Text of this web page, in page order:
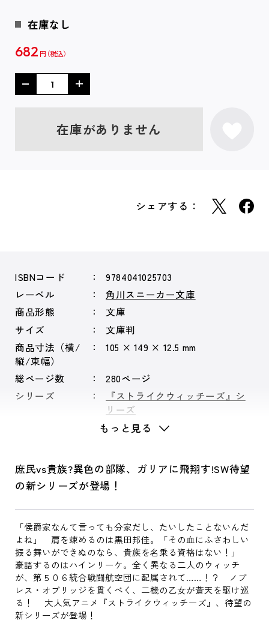
在庫なし
682 円
在庫がありません
シェアする：
ISBNコード
9784041025703
レーベル
角川スニーカー文庫
商品形態
文庫
サイズ
文庫判
商品寸法（横/
縦/束幅）
105 × 149 × 12.5 mm
総ページ数
280ページ
シリーズ
『ストライクウィッチーズ』シ
リーズ
もっと見る
庶民vs貴族?異色の部隊、ガリアに飛翔す!SW待望
の新シリーズが登場！
「侯爵家なんて言っても分家だし、たいしたことないんだ
よね」 肩を竦めるのは黒田邦佳。「その血にふさわしい
振る舞いができぬのなら、貴族を名乗る資格はない！」
豪語するのはハインリーケ。全く異なる二人のウィッチ
が、第５０６統合戦闘航空団に配属されて……！？ ノブ
レス・オブリッジを貫くべく、二機の乙女が蒼天を駆け巡
る！ 大人気アニメ『ストライクウィッチーズ』、待望の
新シリーズが登場！